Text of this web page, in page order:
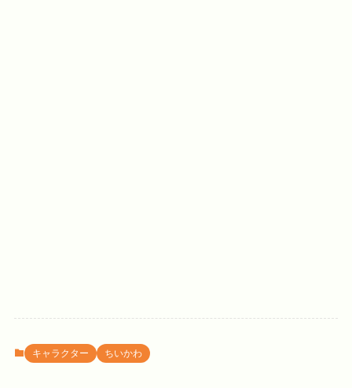
キャラクター ちいかわ